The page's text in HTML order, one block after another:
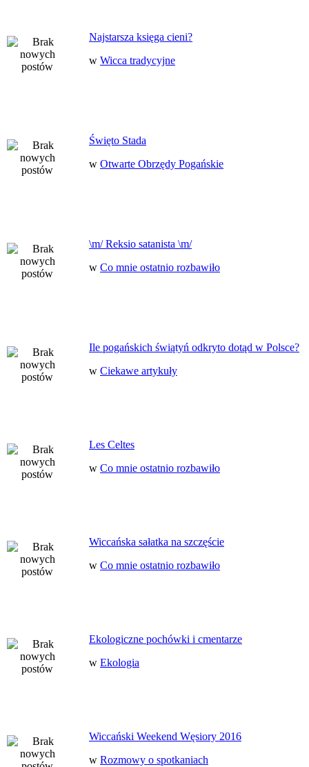
Najstarsza księga cieni?
w Wicca tradycyjne
Święto Stada
w Otwarte Obrzędy Pogańskie
\m/ Reksio satanista \m/
w Co mnie ostatnio rozbawiło
Ile pogańskich świątyń odkryto dotąd w Polsce?
w Ciekawe artykuły
Les Celtes
w Co mnie ostatnio rozbawiło
Wiccańska sałatka na szczęście
w Co mnie ostatnio rozbawiło
Ekologiczne pochówki i cmentarze
w Ekologia
Wiccański Weekend Węsiory 2016
w Rozmowy o spotkaniach